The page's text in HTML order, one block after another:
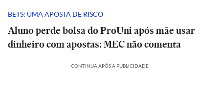
BETS: UMA APOSTA DE RISCO
Aluno perde bolsa do ProUni após mãe usar
dinheiro com apostas: MEC não comenta
CONTINUA APÓS A PUBLICIDADE